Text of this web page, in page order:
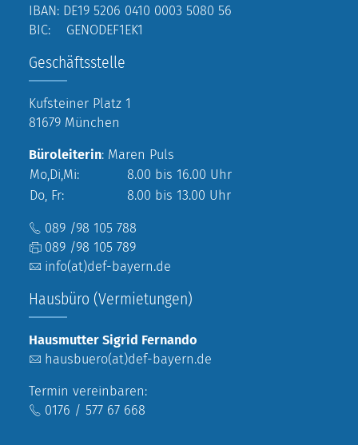
IBAN: DE19 5206 0410 0003 5080 56
BIC: GENODEF1EK1
Geschäftsstelle
Kufsteiner Platz 1
81679 München
Büroleiterin: Maren Puls
Mo,Di,Mi:
8.00 bis 16.00 Uhr
Do, Fr:
8.00 bis 13.00 Uhr
089 /98 105 788
089 /98 105 789
info(at)def-bayern.de
Hausbüro (Vermietungen)
Hausmutter Sigrid Fernando
hausbuero(at)def-bayern.de
Termin vereinbaren:
0176 / 577 67 668